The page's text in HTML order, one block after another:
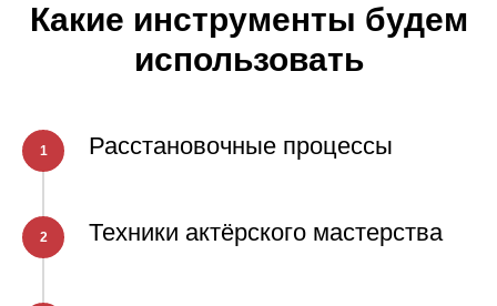
Какие инструменты будем
использовать
1 Расстановочные процессы
2 Техники актёрского мастерства